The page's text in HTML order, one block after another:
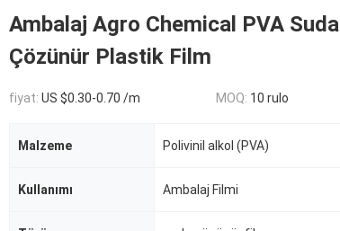
Ambalaj Agro Chemical PVA Suda
Çözünür Plastik Film
fiyat: US $0.30-0.70 /m MOQ: 10 rulo
Malzeme Polivinil alkol (PVA)
Kullanımı Ambalaj Filmi